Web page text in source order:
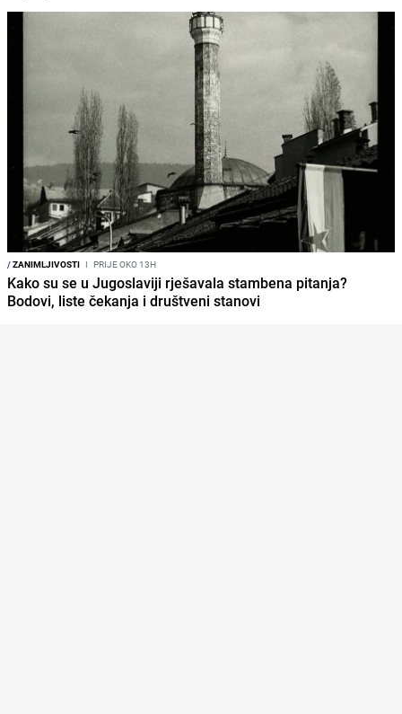
/ZANIMLJIVOSTI I PRIJE OKO 13H
Kako su se u Jugoslaviji rješavala stambena pitanja?
Bodovi, liste čekanja i društveni stanovi